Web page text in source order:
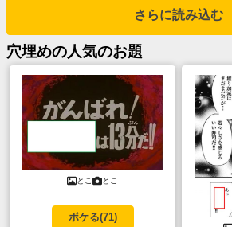
さらに読み込む
穴埋めの人気のお題
とこ とこ
ボケる(71)